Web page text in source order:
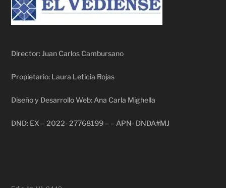
Director: Juan Carlos Cambursano
Propietario: Laura Leticia Rojas
Diseño y Desarrollo Web: Ana Carla Mighella
DND: EX – 2022- 27768199 – – APN- DNDA#MJ